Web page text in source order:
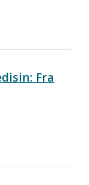
Fra